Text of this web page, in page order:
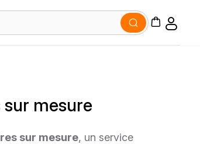
mesure
sur mesure, un service